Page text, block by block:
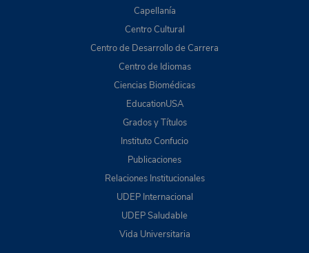
Capellanía
Centro Cultural
Centro de Desarrollo de Carrera
Centro de Idiomas
Ciencias Biomédicas
EducationUSA
Grados y Títulos
Instituto Confucio
Publicaciones
Relaciones Institucionales
UDEP Internacional
UDEP Saludable
Vida Universitaria